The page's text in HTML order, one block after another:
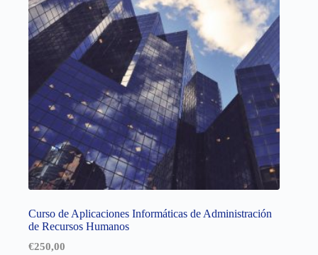
Curso de Aplicaciones Informáticas de Administración
de Recursos Humanos
€250,00